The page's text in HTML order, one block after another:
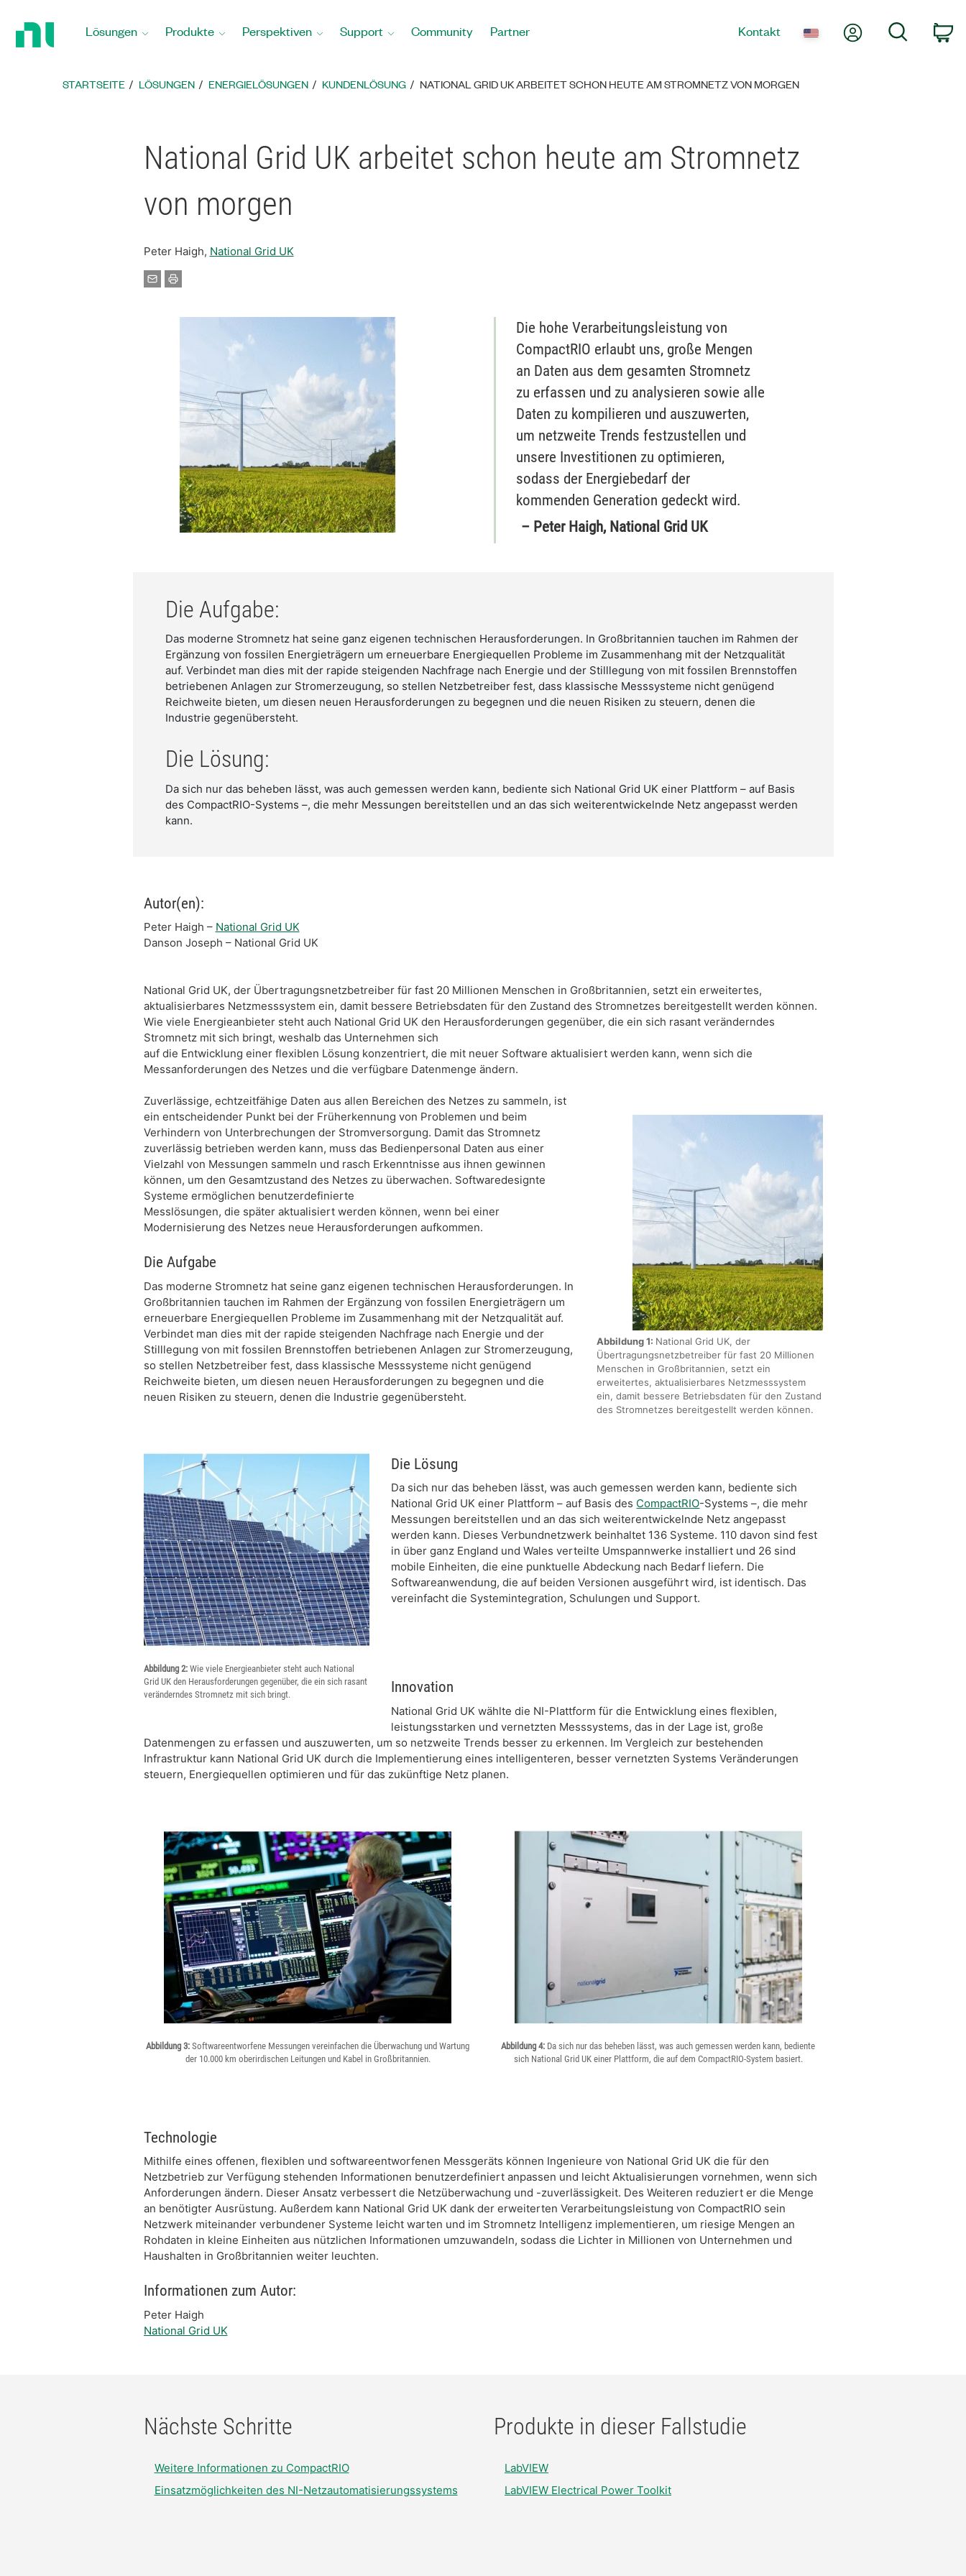
Startseite
Lösungen Produkte Perspektiven Support Community Partner Kontakt Mein KontoSuche
STARTSEITE LÖSUNGEN ENERGIELÖSUNGEN KUNDENLÖSUNG NATIONAL GRID UK ARBEITET SCHON HEUTE AM STROMNETZ VON MORGEN
National Grid UK arbeitet schon heute am Stromnetz
von morgen
Peter Haigh, National Grid UK
Die hohe Verarbeitungsleistung von
CompactRIO erlaubt uns, große Mengen
an Daten aus dem gesamten Stromnetz
zu erfassen und zu analysieren sowie alle
Daten zu kompilieren und auszuwerten,
um netzweite Trends festzustellen und
unsere Investitionen zu optimieren,
sodass der Energiebedarf der
kommenden Generation gedeckt wird.
– Peter Haigh, National Grid UK
Die Aufgabe:
Das moderne Stromnetz hat seine ganz eigenen technischen Herausforderungen. In Großbritannien tauchen im Rahmen der
Ergänzung von fossilen Energieträgern um erneuerbare Energiequellen Probleme im Zusammenhang mit der Netzqualität
auf. Verbindet man dies mit der rapide steigenden Nachfrage nach Energie und der Stilllegung von mit fossilen Brennstoffen
betriebenen Anlagen zur Stromerzeugung, so stellen Netzbetreiber fest, dass klassische Messsysteme nicht genügend
Reichweite bieten, um diesen neuen Herausforderungen zu begegnen und die neuen Risiken zu steuern, denen die
Industrie gegenübersteht.
Die Lösung:
Da sich nur das beheben lässt, was auch gemessen werden kann, bediente sich National Grid UK einer Plattform – auf Basis
des CompactRIO-Systems –, die mehr Messungen bereitstellen und an das sich weiterentwickelnde Netz angepasst werden
kann.
Autor(en):
Peter Haigh – National Grid UK
Danson Joseph – National Grid UK
National Grid UK, der Übertragungsnetzbetreiber für fast 20 Millionen Menschen in Großbritannien, setzt ein erweitertes,
aktualisierbares Netzmesssystem ein, damit bessere Betriebsdaten für den Zustand des Stromnetzes bereitgestellt werden können.
Wie viele Energieanbieter steht auch National Grid UK den Herausforderungen gegenüber, die ein sich rasant veränderndes
Stromnetz mit sich bringt, weshalb das Unternehmen sich
auf die Entwicklung einer flexiblen Lösung konzentriert, die mit neuer Software aktualisiert werden kann, wenn sich die
Messanforderungen des Netzes und die verfügbare Datenmenge ändern.
Abbildung 1: National Grid UK, der
Übertragungsnetzbetreiber für fast 20 Millionen
Menschen in Großbritannien, setzt ein
erweitertes, aktualisierbares Netzmesssystem
ein, damit bessere Betriebsdaten für den Zustand
des Stromnetzes bereitgestellt werden können.
Zuverlässige, echtzeitfähige Daten aus allen Bereichen des Netzes zu sammeln, ist
ein entscheidender Punkt bei der Früherkennung von Problemen und beim
Verhindern von Unterbrechungen der Stromversorgung. Damit das Stromnetz
zuverlässig betrieben werden kann, muss das Bedienpersonal Daten aus einer
Vielzahl von Messungen sammeln und rasch Erkenntnisse aus ihnen gewinnen
können, um den Gesamtzustand des Netzes zu überwachen. Softwaredesignte
Systeme ermöglichen benutzerdefinierte
Messlösungen, die später aktualisiert werden können, wenn bei einer
Modernisierung des Netzes neue Herausforderungen aufkommen.
Die Aufgabe
Das moderne Stromnetz hat seine ganz eigenen technischen Herausforderungen. In
Großbritannien tauchen im Rahmen der Ergänzung von fossilen Energieträgern um
erneuerbare Energiequellen Probleme im Zusammenhang mit der Netzqualität auf.
Verbindet man dies mit der rapide steigenden Nachfrage nach Energie und der
Stilllegung von mit fossilen Brennstoffen betriebenen Anlagen zur Stromerzeugung,
so stellen Netzbetreiber fest, dass klassische Messsysteme nicht genügend
Reichweite bieten, um diesen neuen Herausforderungen zu begegnen und die
neuen Risiken zu steuern, denen die Industrie gegenübersteht.
Abbildung 2: Wie viele Energieanbieter steht auch National
Grid UK den Herausforderungen gegenüber, die ein sich rasant
veränderndes Stromnetz mit sich bringt.
Die Lösung
Da sich nur das beheben lässt, was auch gemessen werden kann, bediente sich
National Grid UK einer Plattform – auf Basis des CompactRIO-Systems –, die mehr
Messungen bereitstellen und an das sich weiterentwickelnde Netz angepasst
werden kann. Dieses Verbundnetzwerk beinhaltet 136 Systeme. 110 davon sind fest
in über ganz England und Wales verteilte Umspannwerke installiert und 26 sind
mobile Einheiten, die eine punktuelle Abdeckung nach Bedarf liefern. Die
Softwareanwendung, die auf beiden Versionen ausgeführt wird, ist identisch. Das
vereinfacht die Systemintegration, Schulungen und Support.
Innovation
National Grid UK wählte die NI-Plattform für die Entwicklung eines flexiblen,
leistungsstarken und vernetzten Messsystems, das in der Lage ist, große
Datenmengen zu erfassen und auszuwerten, um so netzweite Trends besser zu erkennen. Im Vergleich zur bestehenden
Infrastruktur kann National Grid UK durch die Implementierung eines intelligenteren, besser vernetzten Systems Veränderungen
steuern, Energiequellen optimieren und für das zukünftige Netz planen.
Abbildung 3:Softwareentworfene Messungen vereinfachen die Überwachung und Wartung
der 10.000 km oberirdischen Leitungen und Kabel in Großbritannien.
Abbildung 4: Da sich nur das beheben lässt, was auch gemessen werden kann, bediente
sich National Grid UK einer Plattform, die auf dem CompactRIO-System basiert.
Technologie
Mithilfe eines offenen, flexiblen und softwareentworfenen Messgeräts können Ingenieure von National Grid UK die für den
Netzbetrieb zur Verfügung stehenden Informationen benutzerdefiniert anpassen und leicht Aktualisierungen vornehmen, wenn sich
Anforderungen ändern. Dieser Ansatz verbessert die Netzüberwachung und -zuverlässigkeit. Des Weiteren reduziert er die Menge
an benötigter Ausrüstung. Außerdem kann National Grid UK dank der erweiterten Verarbeitungsleistung von CompactRIO sein
Netzwerk miteinander verbundener Systeme leicht warten und im Stromnetz Intelligenz implementieren, um riesige Mengen an
Rohdaten in kleine Einheiten aus nützlichen Informationen umzuwandeln, sodass die Lichter in Millionen von Unternehmen und
Haushalten in Großbritannien weiter leuchten.
Informationen zum Autor:
Peter Haigh
National Grid UK
Nächste Schritte
Weitere Informationen zu CompactRIO
Einsatzmöglichkeiten des NI-Netzautomatisierungssystems
Produkte in dieser Fallstudie
LabVIEW
LabVIEW Electrical Power Toolkit